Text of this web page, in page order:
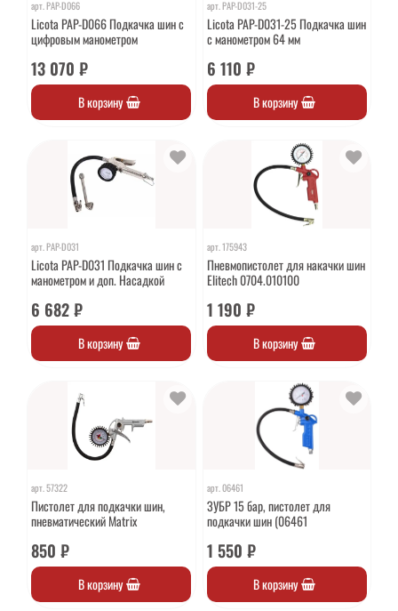
арт.PAP-D066
Licota PAP-D066 Подкачка шин с
цифровым манометром
13 070 ₽
В корзину
арт. PAP-D031-25
Licota PAP-D031-25 Подкачка шин
с манометром 64 мм
6 110 ₽
В корзину
арт.PAP-D031
Licota PAP-D031 Подкачка шин с
манометром и доп. Насадкой
6 682 ₽
В корзину
арт.175943
Пневмопистолет для накачки шин
Elitech 0704.010100
1 190 ₽
В корзину
арт.57322
Пистолет для подкачки шин,
пневматический Matrix
850 ₽
В корзину
арт.06461
ЗУБР 15 бар, пистолет для
подкачки шин (06461
1 550 ₽
В корзину